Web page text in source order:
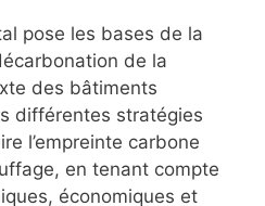
pose les bases de la
de la
des bâtiments
différentes stratégies
l’empreinte carbone
en tenant compte
économiques et